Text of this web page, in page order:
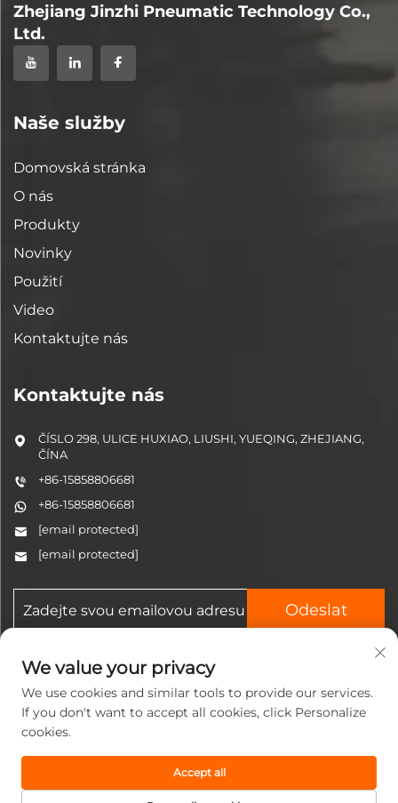
Zhejiang Jinzhi Pneumatic Technology Co.,
Ltd.
Naše služby
Domovská stránka
O nás
Produkty
Novinky
Použití
Video
Kontaktujte nás
Kontaktujte nás
ČÍSLO 298, ULICE HUXIAO, LIUSHI, YUEQING, ZHEJIANG,
ČÍNA
+86-15858806681
+86-15858806681
[email protected]
[email protected]
Odeslat
Pneumatic Technology Co., Ltd.
Zásady ochrany soukromí
We value your privacy
We use cookies and similar tools to provide our services.
If you don't want to accept all cookies, click Personalize
cookies.
Accept all